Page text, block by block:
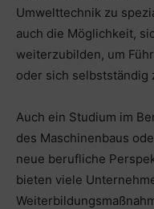
Umwelttechnik zu
auch die Möglichkeit,
weiterzubilden, um
oder sich selbstständig
Auch ein Studium im
des Maschinenbaus
neue berufliche
bieten viele